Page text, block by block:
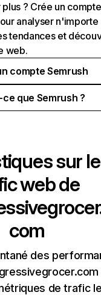
? Crée un compte
analyser n'importe
tendances et
web.
compte Semrush
ce que Semrush ?
sur le
web de
com
des
de trafic